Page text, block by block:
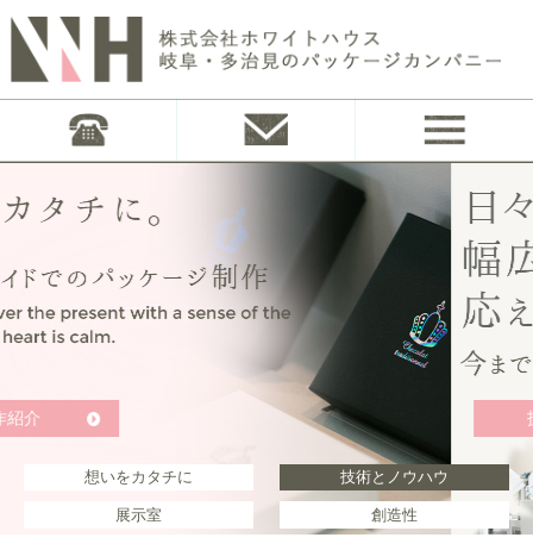
技術とノウハウ
想いをカタチに 技術とノウハウ
展示室 創造性